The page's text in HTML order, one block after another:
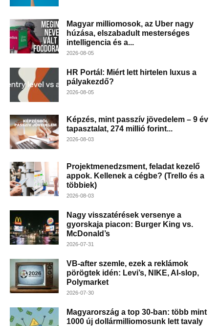
Magyar milliomosok, az Uber nagy
húzása, elszabadult mesterséges
intelligencia és a...
2026-08-05
HR Portál: Miért lett hirtelen luxus a
pályakezdő?
2026-08-05
Képzés, mint passzív jövedelem – 9 év
tapasztalat, 274 millió forint...
2026-08-03
Projektmenedzsment, feladat kezelő
appok. Kellenek a cégbe? (Trello és a
többiek)
2026-08-03
Nagy visszatérések versenye a
gyorskaja piacon: Burger King vs.
McDonald’s
2026-07-31
VB-after szemle, ezek a reklámok
pörögtek idén: Levi’s, NIKE, AI-slop,
Polymarket
2026-07-30
Magyarország a top 30-ban: több mint
1000 új dollármilliomosunk lett tavaly